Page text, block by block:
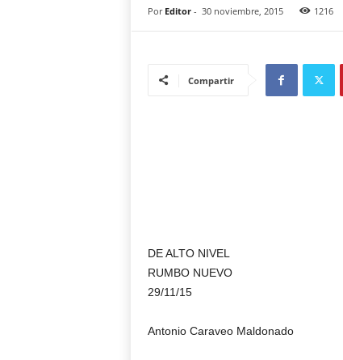
Por Editor- 30 noviembre, 2015 1216
Compartir
DE ALTO NIVEL
RUMBO NUEVO
29/11/15
Antonio Caraveo Maldonado